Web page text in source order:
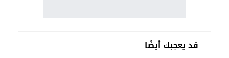
قد يعجبك أيضًا